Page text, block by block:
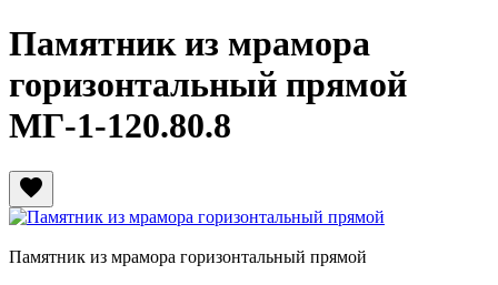
Памятник из мрамора
горизонтальный прямой
МГ-1-120.80.8
favorite
Памятник из мрамора горизонтальный прямой